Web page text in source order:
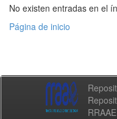
No existen entradas en el
Página de inicio
RRAAE